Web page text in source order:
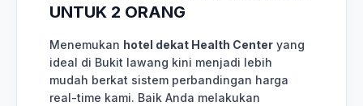
UNTUK 2 ORANG
Menemukan hotel dekat Health Center yang
ideal di Bukit lawang kini menjadi lebih
mudah berkat sistem perbandingan harga
real-time kami. Baik Anda melakukan